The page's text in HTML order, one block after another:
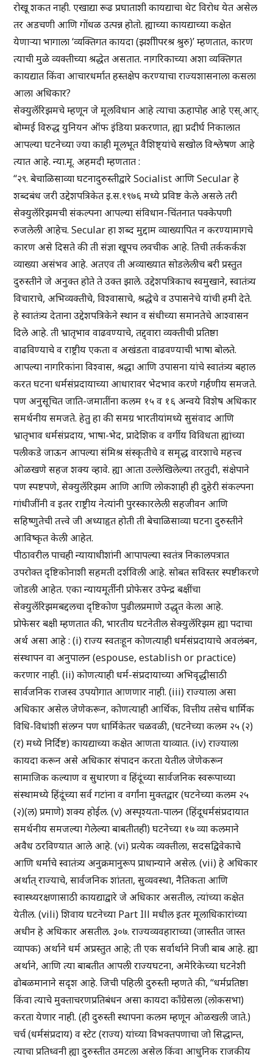
रोखू शकत नाही. एखाद्या रूढ प्रघाताशी कायद्याचा थेट विरोध येत असेल
तर अडचणी आणि गोंधळ उत्पन्न होतो. ह्याच्या कायद्याच्या कक्षेत
येणाऱ्या भागाला ‘व्यक्तिगत कायदा (झशीीपरश्र श्रुरु)’ म्हणतात, कारण
त्याची मुळे व्यक्तीच्या श्रद्धेत असतात. नागरिकाच्या अशा व्यक्तिगत
कायद्यात किंवा आचारधर्मात हस्तक्षेप करण्याचा राज्यशासनाला कसला
आला अधिकार?
सेक्युलॅरिझमचे म्हणून जे मूलविधान आहे त्याचा ऊहापोह आहे एस्.आर्.
बोम्मई विरुद्ध युनियन ऑफ इंडिया प्रकरणात, ह्या प्रदीर्घ निकालात
आपल्या घटनेच्या ज्या काही मूलभूत वैशिष्ट्यांचे सखोल विश्लेषण आहे
त्यात आहे. न्या.मू. अहमदी म्हणतात :
“२९. बेचाळिसाव्या घटनादुरुस्तीद्वारे Socialist आणि Secular हे
शब्दबंध जरी उद्देशपत्रिकेत इ.स.१९७६ मध्ये प्रविष्ट केले असले तरी
सेक्युलॅरिझमची संकल्पना आपल्या संविधान-चिंतनात पक्केपणी
रुजलेली आहेच. Secular हा शब्द मुद्दाम व्याख्यापित न करण्यामागचे
कारण असे दिसते की ती संज्ञा खूपच लवचीक आहे. तिची तर्ककर्कश
व्याख्या असंभव आहे. अतएव ती अव्याख्यात सोडलेलीच बरी प्रस्तुत
दुरुस्तीने जे अनुक्त होते ते उक्त झाले. उद्देशपत्रिकाच स्वमुखाने, स्वातंत्र्य
विचाराचे, अभिव्यक्तीचे, विश्वासाचे, श्रद्धेचे व उपासनेचे यांची हमी देते.
हे स्वातंत्र्य देताना उद्देशपत्रिकेने स्थान व संधीच्या समानतेचे आश्वासन
दिले आहे. ती भ्रातृभाव वाढवण्याचे, तद्द्वारा व्यक्तीची प्रतिष्ठा
वाढविण्याचे व राष्ट्रीय एकता व अखंडता वाढवण्याची भाषा बोलते.
आपल्या नागरिकांना विश्वास, श्रद्धा आणि उपासना यांचे स्वातंत्र्य बहाल
करत घटना धर्मसंप्रदायाच्या आधारावर भेदभाव करणे गर्हणीय समजते.
पण अनुसूचित जाति-जमातींना कलम १५ व १६ अन्वये विशेष अधिकार
समर्थनीय समजते. हेतु हा की समग्र भारतीयांमध्ये सुसंवाद आणि
भ्रातृभाव धर्मसंप्रदाय, भाषा-भेद, प्रादेशिक व वर्गीय विविधता ह्यांच्या
पलीकडे जाऊन आपल्या संमिश्र संस्कृतीचे व समृद्ध वारशाचे महत्त्व
ओळखणे सहज शक्य व्हावे. ह्या आता उल्लेखिलेल्या तरतुदी, संक्षेपाने
पण स्पष्टपणे, सेक्युलॅरिझम आणि आणि लोकशाही ही दुहेरी संकल्पना
गांधीजींनी व इतर राष्ट्रीय नेत्यांनी पुरस्कारलेली सहजीवन आणि
सहिष्णुतेची तत्त्वे जी अध्याहृत होती ती बेचाळिसाव्या घटना दुरुस्तीने
आविष्कृत केली आहेत.
पीठावरील पाचही न्यायाधीशांनी आपापल्या स्वतंत्र निकालपत्रात
उपरोक्त दृष्टिकोनाशी सहमती दर्शविली आहे. सोबत सविस्तर स्पष्टीकरणे
जोडली आहेत. एका न्यायमूर्तीनी प्रोफेसर उपेन्द्र बक्षींचा
सेक्युलॅरिझमबद्दलचा दृष्टिकोण पुढीलप्रमाणे उद्धृत केला आहे.
प्रोफेसर बक्षी म्हणतात की, भारतीय घटनेतील सेक्युलॅरिझम ह्या पदाचा
अर्थ असा आहे : (i) राज्य स्वतःहून कोणत्याही धर्मसंप्रदायाचे अवलंबन,
संस्थापन वा अनुपालन (espouse, establish or practice)
करणार नाही. (ii) कोणत्याही धर्म-संप्रदायाच्या अभिवृद्धीसाठी
सार्वजनिक राजस्व उपयोगात आणणार नाही. (iii) राज्याला असा
अधिकार असेल जेणेकरून, कोणत्याही आर्थिक, वित्तीय तसेच धार्मिक
विधि-विधांशी संलग्न पण धार्मिकेतर चळवळी, (घटनेच्या कलम २५ (२)
(र) मध्ये निर्दिष्ट) कायद्याच्या कक्षेत आणता याव्यात. (iv) राज्याला
कायदा करून असे अधिकार संपादन करता येतील जेणेकरून
सामाजिक कल्याण व सुधारणा व हिंदूंच्या सार्वजनिक स्वरूपाच्या
संस्थामध्ये हिंदूंच्या सर्व गटांना व वर्गांना मुक्तद्वार (घटनेच्या कलम २५
(२)(ल) प्रमाणे) शक्य होईल. (v) अस्पृश्यता-पालन (हिंदूधर्मसंप्रदायात
समर्थनीय समजल्या गेलेल्या बाबतीतही) घटनेच्या १७ व्या कलमाने
अवैध ठरविण्यात आले आहे. (vi) प्रत्येक व्यक्तीला, सदसद्विवेकाचे
आणि धर्माचे स्वातंत्र्य अनुक्रमानुरूप प्राधान्याने असेल. (vii) हे अधिकार
अर्थात् राज्याचे, सार्वजनिक शांतता, सुव्यवस्था, नैतिकता आणि
स्वास्थ्यरक्षणासाठी कायद्याद्वारे जे अधिकार असतील, त्यांच्या कक्षेत
येतील. (vili) शिवाय घटनेच्या Part Ill मधील इतर मूलाधिकारांच्या
अधीन हे अधिकार असतील. ३०७. राज्यव्यवहाराच्या (जास्तीत जास्त
व्यापक) अर्थाने धर्म अप्रस्तुत आहे; ती एक सर्वार्थाने निजी बाब आहे. ह्या
अर्थाने, आणि त्या बाबतीत आपली राज्यघटना, अमेरिकेच्या घटनेशी
ढोबळमानाने सदृश आहे. जिची पहिली दुरुस्ती म्हणते की, “धर्मप्रतिष्ठा
किंवा त्याचे मुक्ताचरणप्रतिबंधन असा कायदा काँग्रेसला (लोकसभा)
करता येणार नाही. (ही दुरुस्ती स्थापना कलम म्हणून ओळखली जाते.)
चर्च (धर्मसंप्रदाय) व स्टेट (राज्य) यांच्या विभक्तपणाचा जो सिद्धान्त,
त्याचा प्रतिध्वनी ह्या दुरुस्तीत उमटला असेल किंवा आधुनिक राजकीय